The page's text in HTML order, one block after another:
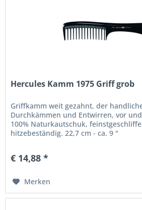
Hercules Kamm 1975 Griff grob
Griffkamm weit gezahnt, der
Durchkämmen und Entwirren, vor
100% Naturkautschuk,
hitzebeständig. 22,7 cm - ca. 9 "
€ 14,88 *
Merken